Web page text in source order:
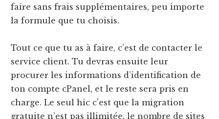
faire sans frais supplémentaires, peu importe
la formule que tu choisis.
Tout ce que tu as à faire, c’est de contacter le
service client. Tu devras ensuite leur
procurer les informations d’identification de
ton compte cPanel, et le reste sera pris en
charge. Le seul hic c’est que la migration
gratuite n’est pas illimitée. le nombre de sites